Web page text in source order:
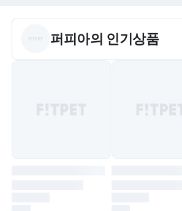
퍼피아의 인기상품